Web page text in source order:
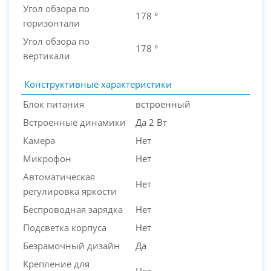
Угол обзора по
горизонтали
178 °
Угол обзора по
вертикали
178 °
Конструктивные характеристики
Блок питания
встроенный
Встроенные динамики
Да 2 Вт
Камера
Нет
Микрофон
Нет
Автоматическая
регулировка яркости
Нет
Беспроводная зарядка
Нет
Подсветка корпуса
Нет
Безрамочный дизайн
Да
Крепление для